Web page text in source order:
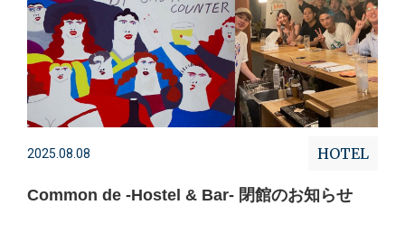
2025.08.08 HOTEL
Common de -Hostel & Bar- 閉館のお知らせ